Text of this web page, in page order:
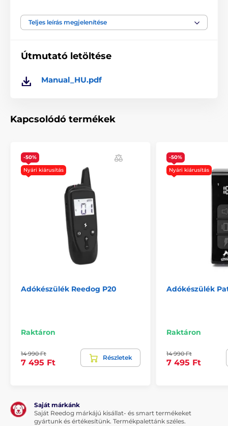
termékekhez vásárol tőlünk tartozékokat, a
termékek nem lesznek kompatibilisek! Különböző
A műszaki specifikációk előzetes értesítés nélkül
változhatnak. A képek csak illusztrációk.
A termék a következő kategóriákba sorolt
Adókészülék
Adókészülék Canicom elektromos
nyakörvekhez
Num´Axes
Teljes leírás megjelenítése
Útmutató letöltése
Manual_HU.pdf
Kapcsolódó termékek
-50%
Nyári kiárusítás
Adókészülék Reedog P20
Raktáron
14 990 Ft
7 495 Ft
Részletek
-50%
Nyári kiárusítás
Adókészülék
Raktáron
14 990 Ft
7 495 Ft
Saját márkánk
Saját Reedog márkájú kisállat- és smart termékeket
gyártunk és értékesítünk. Termékpalettánk széles.